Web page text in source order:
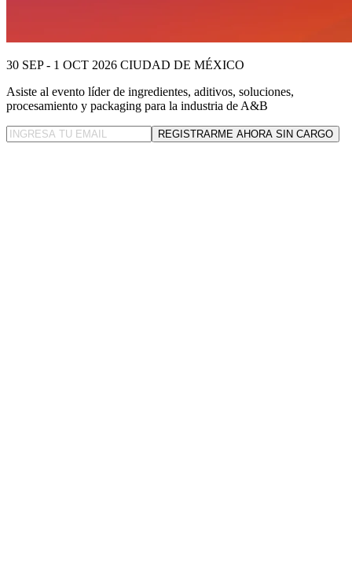
30 SEP - 1 OCT 2026 CIUDAD DE MÉXICO
Asiste al evento líderde ingredientes, aditivos, soluciones,
procesamiento y packaging para la industria de A&B
REGISTRARME AHORA SIN CARGO